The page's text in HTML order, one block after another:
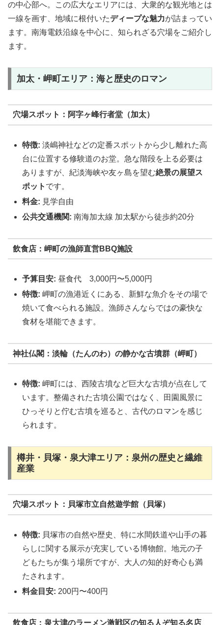
の中心部へ。この広大なエリアには、大衆的な観光地とは
一線を画す、地域に根付いたディープな魅力が詰まってい
ます。南海電鉄沿線を中心に、知られざる穴場をご紹介し
ます。
加太・岬町エリア：海と歴史のロマン
穴場スポット：阿字ヶ峰行者堂（加太）
特徴: 淡嶋神社などの定番スポットから少し離れた高
台に位置する修験道のお堂。急な階段を上る必要は
ありますが、紀淡海峡や友ヶ島を望む絶景の展望ス
ポット です。
料金: 見学自由
公共交通機関: 南海加太線 加太駅から徒歩約20分
飲食店：岬町の漁師直営BBQ施設
予算目安: 昼食代 3,000円〜5,000円
特徴: 岬町の漁港近くにある、新鮮な魚介をその場で
焼いて食べられる施設。漁師さんならではの豪快な
食材を堪能できます。
神社仏閣：淡輪（たんのわ）の静かな古墳群（岬町）
特徴: 岬町には、西陵古墳など巨大な古墳が点在して
います。整備された古墳公園ではなく、田園風景に
ひっそりと佇む古墳を巡ると、古代のロマンを感じ
られます。
樽井・貝塚・泉大津エリア：泉州の歴史と繊維
産業
穴場スポット：貝塚市立自然遊学館（貝塚）
特徴: 貝塚市の自然や歴史、特に水間鉄道や山手の暮
らしに関する展示が充実している博物館。地元の子
どもたちが集う場所ですが、大人の知的好奇心も満
たされます。
料金目安: 200円〜400円
飲食店：泉大津のラーメン激戦区の知る人ぞ知る名店